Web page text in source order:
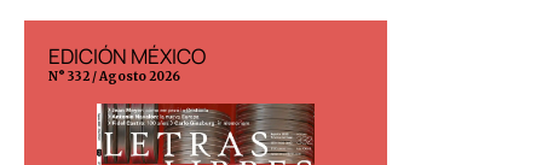
EDICIÓN MÉXICO
N° 332 / Agosto 2026